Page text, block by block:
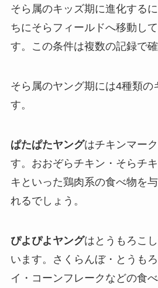
そら属のキッズ期に進化する
ちにそらフィールドへ移動し
す。この条件は複数の記録で
そら属のヤング期には4種類の
す。
ぱたぱたヤングはチキンマー
す。おおぞらチキン・そらチ
キといった鶏肉系の食べ物を
れるでしょう。
ぴよぴよヤングはとうもろこ
います。さくらんぼ・とうも
イ・コーンフレークなどの食